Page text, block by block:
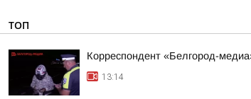
ТОП
Корреспондент «Белгород-
13:14